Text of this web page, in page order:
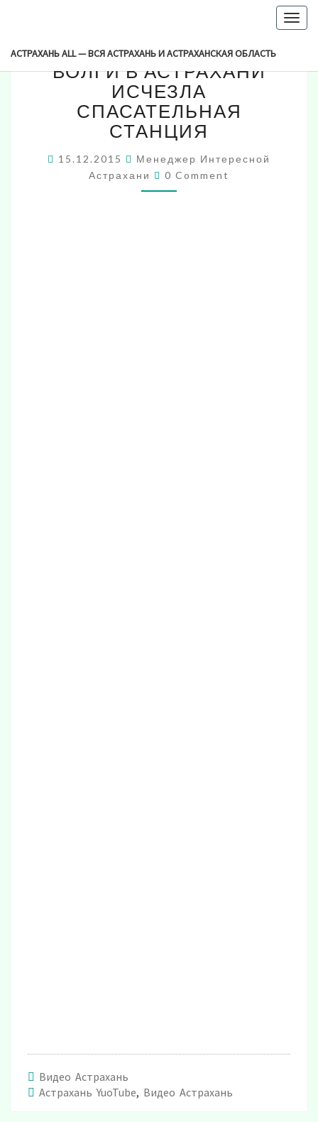
АСТРАХАНЬ ALL — ВСЯ АСТРАХАНЬ И АСТРАХАНСКАЯ ОБЛАСТЬ
НАБЕРЕЖНОЙ
ВОЛГИ
В
АСТРАХАНИ
ИСЧЕЗЛА
СПАСАТЕЛЬНАЯ
СТАНЦИЯ
С НАБЕРЕЖНОЙ РЕКИ
ВОЛГИ В АСТРАХАНИ
ИСЧЕЗЛА
СПАСАТЕЛЬНАЯ
СТАНЦИЯ
15.12.2015
Менеджер Интересной
Астрахани
Comments
0 Comment
Видео Астрахань
Астрахань YuoTube, Видео Астрахань